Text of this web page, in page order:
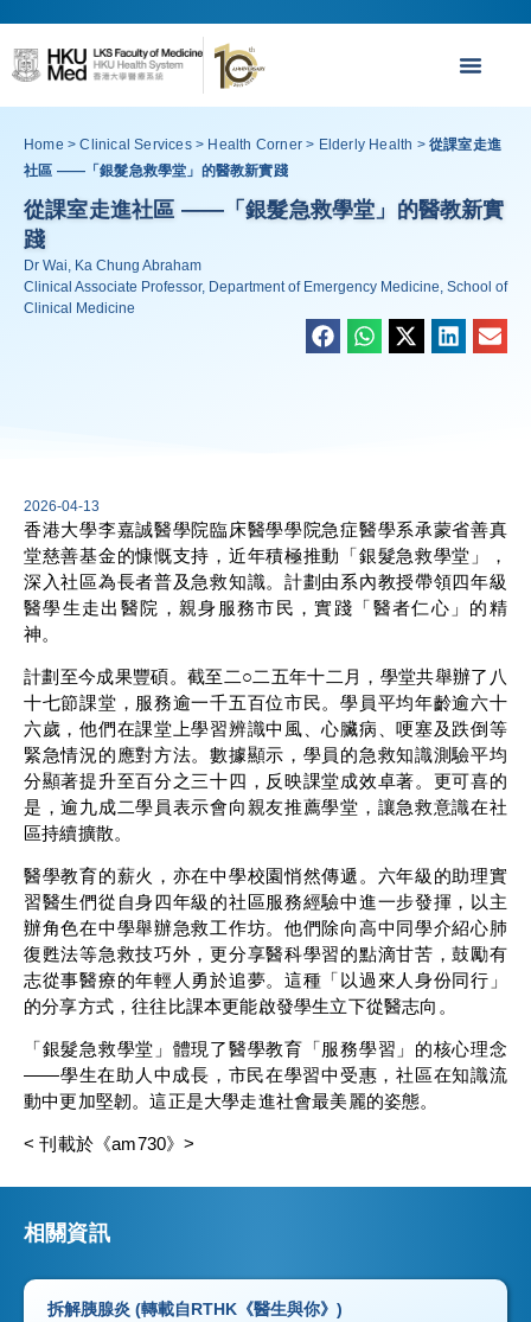
Home >Clinical Services> Health Corner > Elderly Health >從課室走進
社區 ——「銀髮急救學堂」的醫教新實踐
從課室走進社區 ——「銀髮急救學堂」的醫教新實
踐
Dr Wai, Ka Chung Abraham
Clinical Associate Professor, Department of Emergency Medicine, School of
Clinical Medicine
2026-04-13
香港大學李嘉誠醫學院臨床醫學學院急症醫學系承蒙省善真
堂慈善基金的慷慨支持，近年積極推動「銀髮急救學堂」，
深入社區為長者普及急救知識。計劃由系內教授帶領四年級
醫學生走出醫院，親身服務市民，實踐「醫者仁心」的精
神。
計劃至今成果豐碩。截至二○二五年十二月，學堂共舉辦了八
十七節課堂，服務逾一千五百位市民。學員平均年齡逾六十
六歲，他們在課堂上學習辨識中風、心臟病、哽塞及跌倒等
緊急情況的應對方法。數據顯示，學員的急救知識測驗平均
分顯著提升至百分之三十四，反映課堂成效卓著。更可喜的
是，逾九成二學員表示會向親友推薦學堂，讓急救意識在社
區持續擴散。
醫學教育的薪火，亦在中學校園悄然傳遞。六年級的助理實
習醫生們從自身四年級的社區服務經驗中進一步發揮，以主
辦角色在中學舉辦急救工作坊。他們除向高中同學介紹心肺
復甦法等急救技巧外，更分享醫科學習的點滴甘苦，鼓勵有
志從事醫療的年輕人勇於追夢。這種「以過來人身份同行」
的分享方式，往往比課本更能啟發學生立下從醫志向。
「銀髮急救學堂」體現了醫學教育「服務學習」的核心理念
——學生在助人中成長，市民在學習中受惠，社區在知識流
動中更加堅韌。這正是大學走進社會最美麗的姿態。
< 刊載於《am730》>
相關資訊
拆解胰腺炎 (轉載自RTHK《醫生與你》)